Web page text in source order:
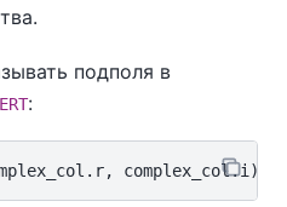
подполя в
: